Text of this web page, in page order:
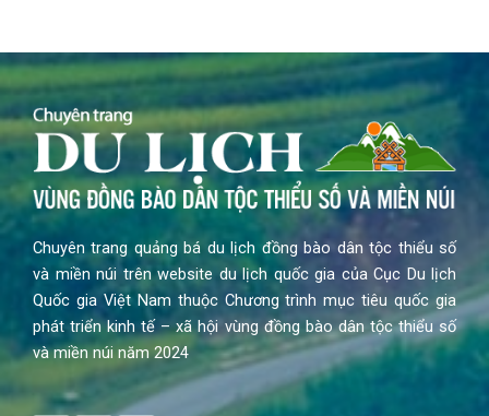
Chuyên trang quảng bá du lịch đồng bào dân tộc thiểu số
và miền núi trên website du lịch quốc gia của Cục Du lịch
Quốc gia Việt Nam thuộc Chương trình mục tiêu quốc gia
phát triển kinh tế – xã hội vùng đồng bào dân tộc thiểu số
và miền núi năm 2024